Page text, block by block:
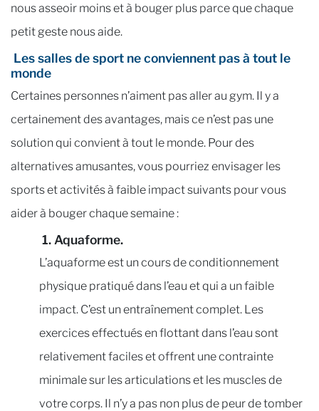
nous asseoir moins et à bouger plus parce que chaque
petit geste nous aide.
Les salles de sport ne conviennent pas à tout le
monde
Certaines personnes n’aiment pas aller au gym. Il y a
certainement des avantages, mais ce n’est pas une
solution qui convient à tout le monde. Pour des
alternatives amusantes, vous pourriez envisager les
sports et activités à faible impact suivants pour vous
aider à bouger chaque semaine :
1. Aquaforme.
L’aquaforme est un cours de conditionnement
physique pratiqué dans l’eau et qui a un faible
impact. C’est un entraînement complet. Les
exercices effectués en flottant dans l’eau sont
relativement faciles et offrent une contrainte
minimale sur les articulations et les muscles de
votre corps. Il n’y a pas non plus de peur de tomber